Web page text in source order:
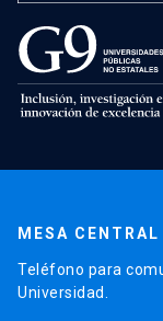
MESA CENTRAL
Teléfono para
Universidad.